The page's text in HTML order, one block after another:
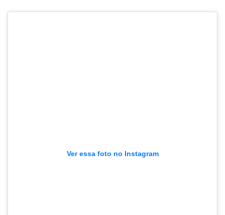
Ver essa foto no Instagram